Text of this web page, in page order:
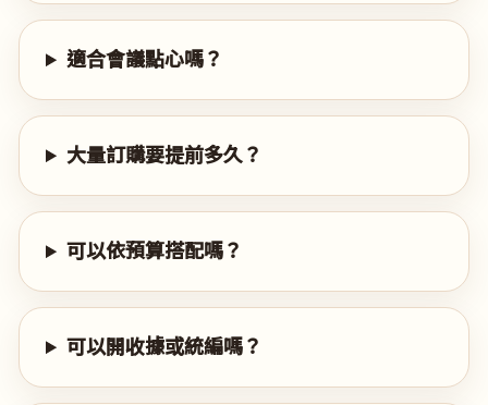
適合會議點心嗎？
大量訂購要提前多久？
可以依預算搭配嗎？
可以開收據或統編嗎？